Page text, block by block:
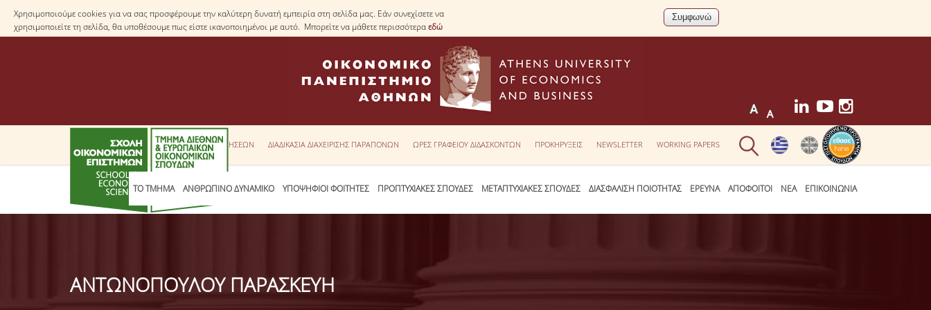
Χρησιμοποιούμε cookies για να σας προσφέρουμε την καλύτερη δυνατή εμπειρία στη σελίδα μας. Εάν συνεχίσετε να
χρησιμοποιείτε τη σελίδα, θα υποθέσουμε πως είστε ικανοποιημένοι με αυτό. Μπορείτε να μάθετε περισσότεραεδώ
ΕΝΤΥΠΑ ΑΙΤΗΣΕΩΝ ΔΙΑΔΙΚΑΣΙΑ ΔΙΑΧΕΙΡΙΣΗΣ ΠΑΡΑΠΟΝΩΝ ΩΡΕΣ ΓΡΑΦΕΙΟΥ ΔΙΔΑΣΚΟΝΤΩΝ ΠΡΟΚΗΡΥΞΕΙΣ NEWSLETTER WORKING PAPERS
ΤΟ ΤΜΗΜΑ ΑΝΘΡΩΠΙΝΟ ΔΥΝΑΜΙΚΟ ΥΠΟΨΗΦΙΟΙ ΦΟΙΤΗΤΕΣ ΠΡΟΠΤΥΧΙΑΚΕΣ ΣΠΟΥΔΕΣ ΜΕΤΑΠΤΥΧΙΑΚΕΣ ΣΠΟΥΔΕΣ ΔΙΑΣΦΑΛΙΣΗ ΠΟΙΟΤΗΤΑΣ ΕΡΕΥΝΑ ΑΠΟΦΟΙΤΟΙ ΝΕΑ ΕΠΙΚΟΙΝΩΝΙΑ
ΑΝΤΩΝΟΠΟΥΛΟΥ ΠΑΡΑΣΚΕΥΗ